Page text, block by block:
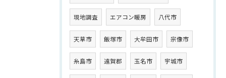
現地調査 エアコン暖房 八代市
天草市 飯塚市 大牟田市 宗像市
糸島市 遠賀郡 玉名市 宇城市